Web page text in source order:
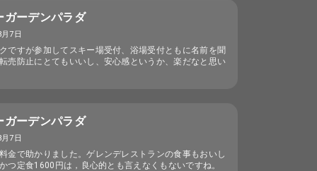
ガーデンパラダ
7日
ですが参加してスキー場受付、浴場受付ともに名前を聞
売防止にとてもいいし、安心感というか、楽だなと思い
ガーデンパラダ
7日
金で助かりました。ゲレンデレストランの食事もおいし
つ定食1600円は，良心的とも言えなくもないですね。